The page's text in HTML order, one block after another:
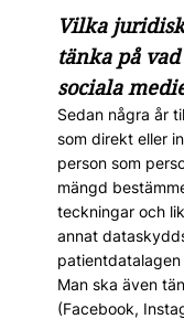
Vilka
tänka på
sociala
Sedan några år
som direkt eller
person som
mängd
teckningar och
annat
Man ska även
(Facebook,